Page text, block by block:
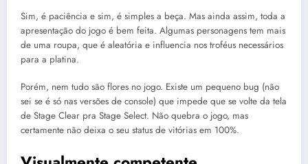
Sim, é paciência e sim, é simples a beça. Mas ainda assim, toda a
apresentação do jogo é bem feita. Algumas personagens tem mais
de uma roupa, que é aleatória e influencia nos troféus necessários
para a platina.
Porém, nem tudo são flores no jogo. Existe um pequeno bug (não
sei se é só nas versões de console) que impede que se volte da tela
de Stage Clear pra Stage Select. Não quebra o jogo, mas
certamente não deixa o seu status de vitórias em 100%.